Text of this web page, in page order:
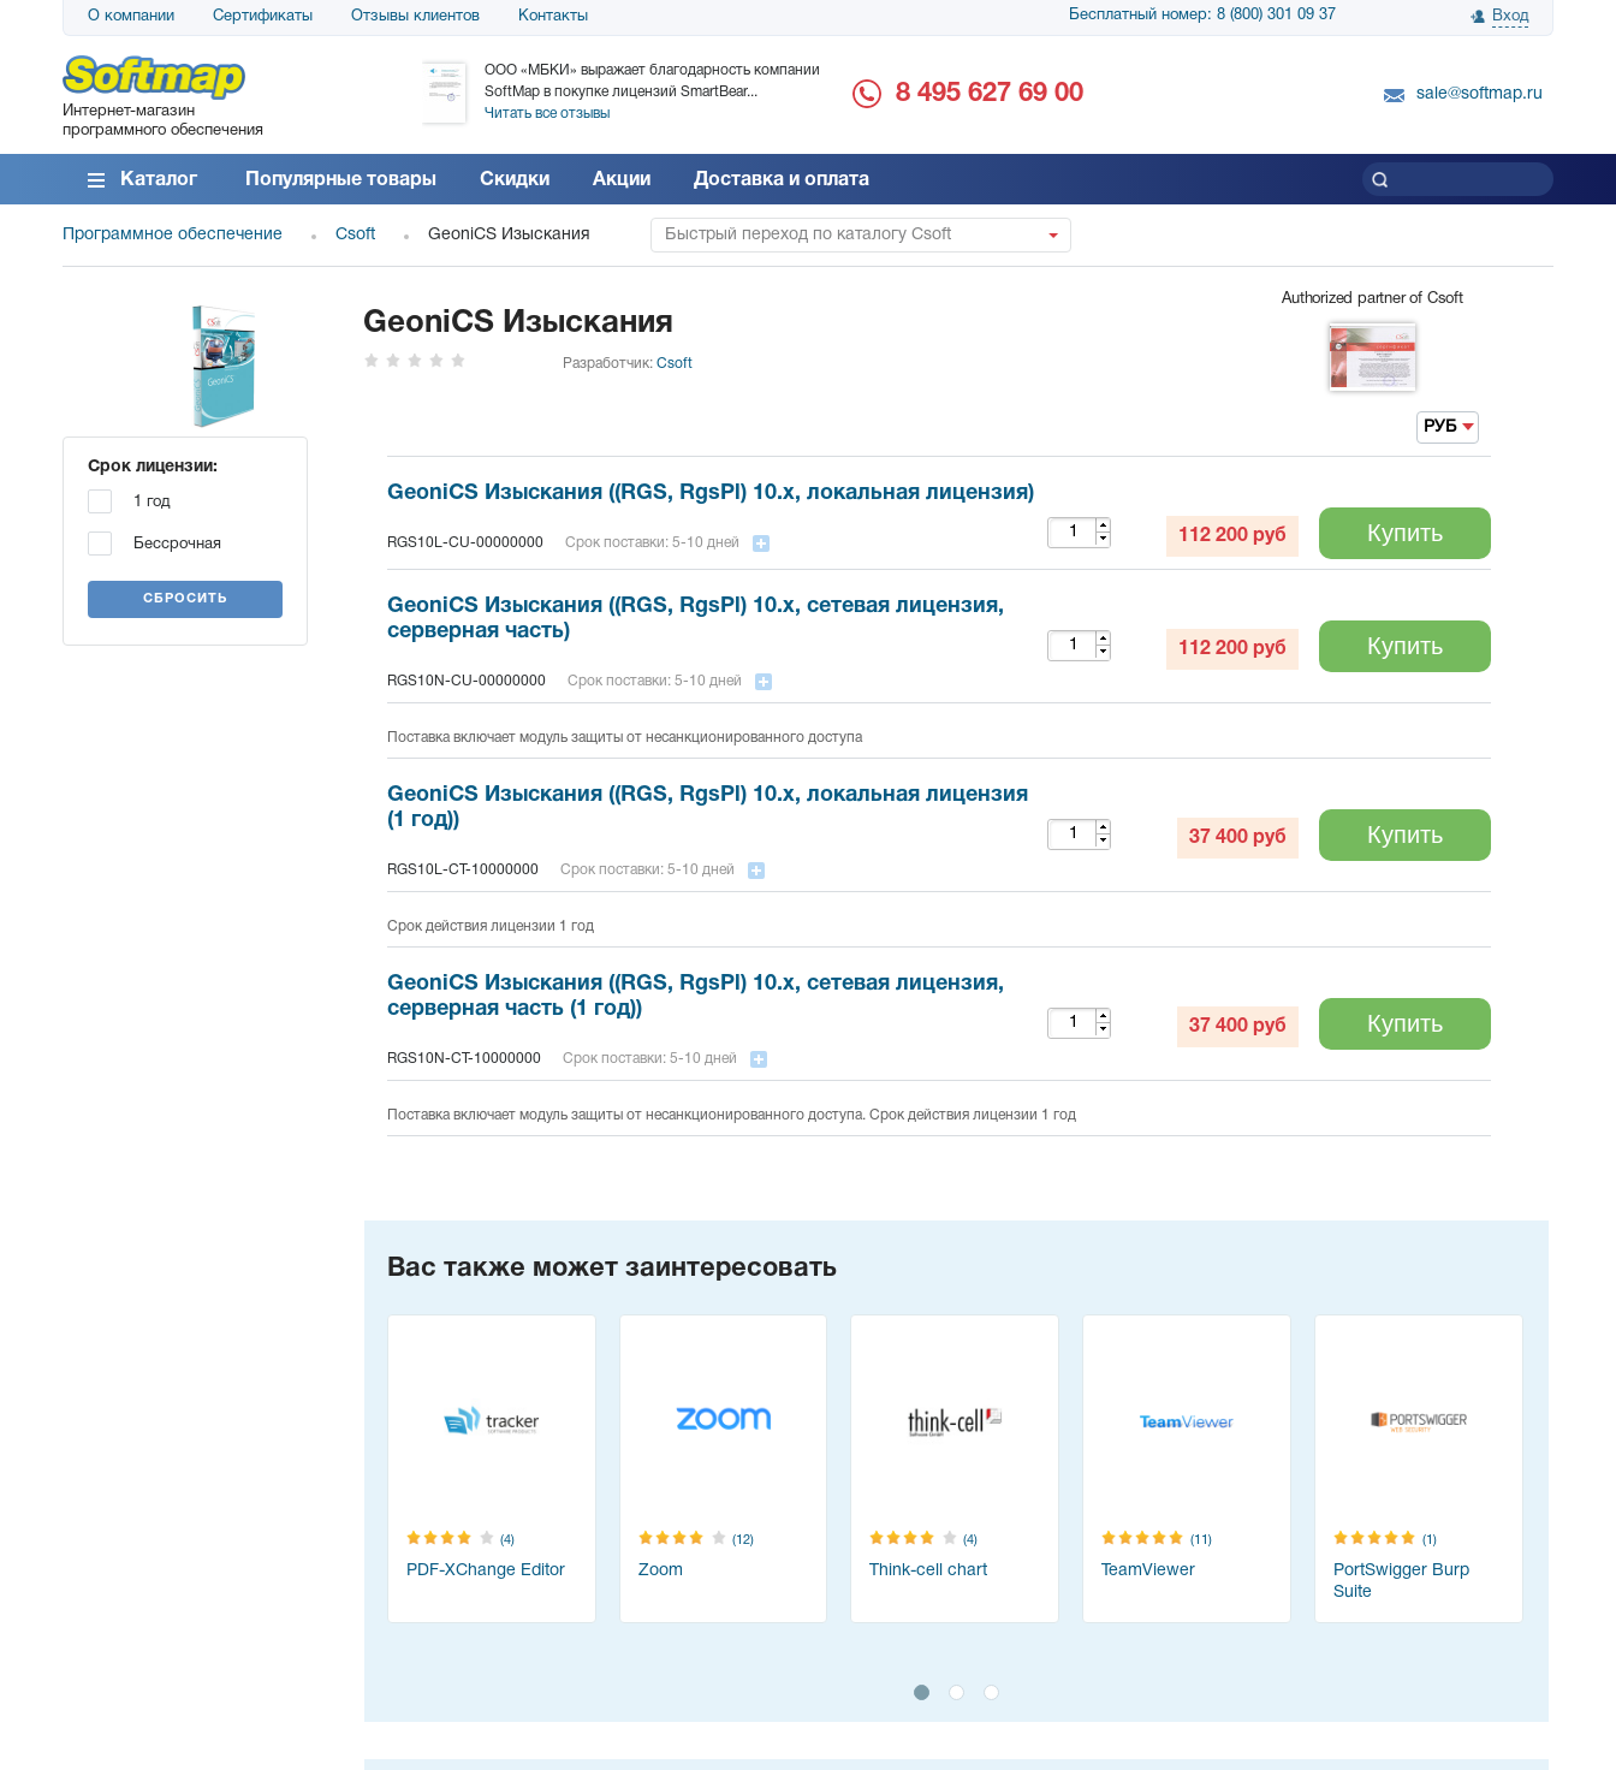
О компании Сертификаты Отзывы клиентов Контакты Бесплатный номер: 8 (800) 301 09 37 Вход
Интернет-магазин
программного обеспечения
АО «АТС» благодарит компанию SoftMap за
поставку программного обеспечения SolarWinds
DameWare...
Читать все отзывы
ООО «МБКИ» выражает благодарность компании
SoftMap в покупке лицензий SmartBear...
Читать все отзывы
благодарность за поставку SnapGene...
благодарность SoftMap за помощь в
8 495 627 69 00 sale@softmap.ru
Каталог Популярные товары Скидки Акции Доставка и оплата
Программное обеспечение Csoft GeoniCS Изыскания Быстрый переход по каталогу Csoft
Срок лицензии:
1 год
Бессрочная
СБРОСИТЬ
GeoniCS Изыскания
Разработчик: Csoft
Authorized partner of Csoft
РУБ
GeoniCS Изыскания ((RGS, RgsPl) 10.x, локальная лицензия)
RGS10L-CU-00000000 Срок поставки: 5-10 дней 112 200 руб Купить
GeoniCS Изыскания ((RGS, RgsPl) 10.x, сетевая лицензия,
серверная часть)
RGS10N-CU-00000000 Срок поставки: 5-10 дней
112 200 руб Купить
Поставка включает модуль защиты от несанкционированного доступа
GeoniCS Изыскания ((RGS, RgsPl) 10.x, локальная лицензия
(1 год))
RGS10L-CT-10000000 Срок поставки: 5-10 дней
37 400 руб Купить
Срок действия лицензии 1 год
GeoniCS Изыскания ((RGS, RgsPl) 10.x, сетевая лицензия,
серверная часть (1 год))
RGS10N-CT-10000000 Срок поставки: 5-10 дней
37 400 руб Купить
Поставка включает модуль защиты от несанкционированного доступа. Срок действия лицензии 1 год
Вас также может заинтересовать
(4)
PDF-XChange Editor
(12)
Zoom
(4)
Think-cell chart
(11)
TeamViewer
(1)
PortSwigger Burp
Suite